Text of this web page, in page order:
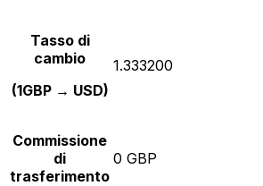
Tasso di
cambio
(1GBP → USD)
1.333200
Commissione
di
trasferimento
0 GBP